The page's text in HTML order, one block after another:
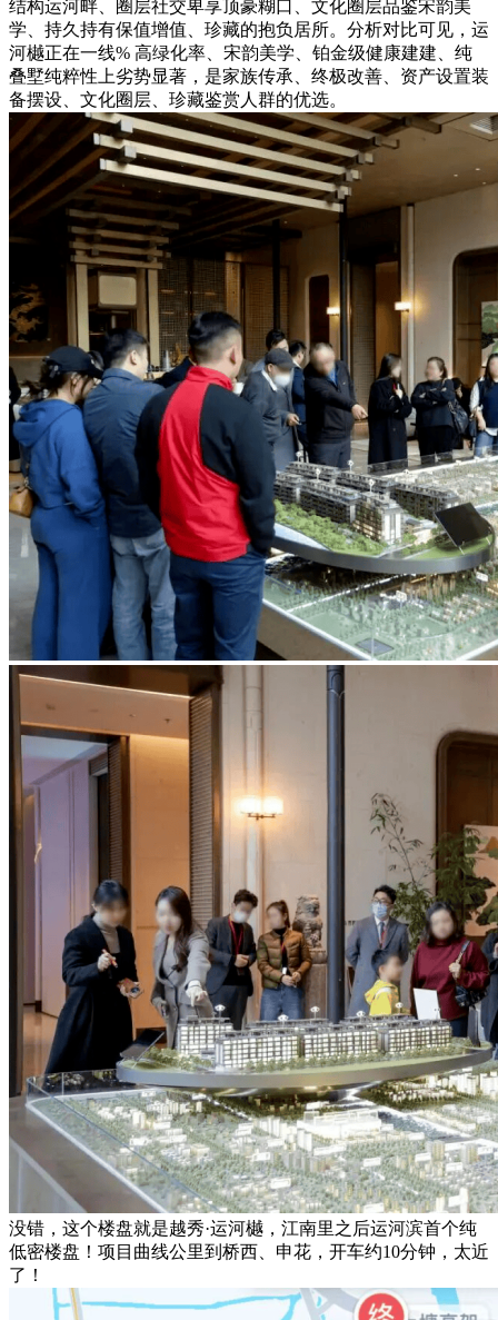
结构运河畔、圈层社交卑享顶豪糊口、文化圈层品鉴宋韵美
学、持久持有保值增值、珍藏的抱负居所。分析对比可见，运
河樾正在一线% 高绿化率、宋韵美学、铂金级健康建建、纯
叠墅纯粹性上劣势显著，是家族传承、终极改善、资产设置装
备摆设、文化圈层、珍藏鉴赏人群的优选。
没错，这个楼盘就是越秀·运河樾，江南里之后运河滨首个纯
低密楼盘！项目曲线公里到桥西、申花，开车约10分钟，太近
了！